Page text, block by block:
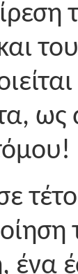
ως
ένα